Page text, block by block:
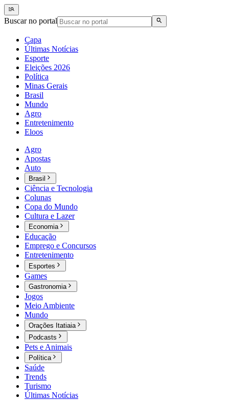
Buscar no portal
Capa
Últimas Notícias
Esporte
Eleições 2026
Política
Minas Gerais
Brasil
Mundo
Agro
Entretenimento
Eloos
Agro
Apostas
Auto
Brasil
Ciência e Tecnologia
Colunas
Copa do Mundo
Cultura e Lazer
Economia
Educação
Emprego e Concursos
Entretenimento
Esportes
Games
Gastronomia
Jogos
Meio Ambiente
Mundo
Orações Itatiaia
Podcasts
Pets e Animais
Política
Saúde
Trends
Turismo
Últimas Notícias